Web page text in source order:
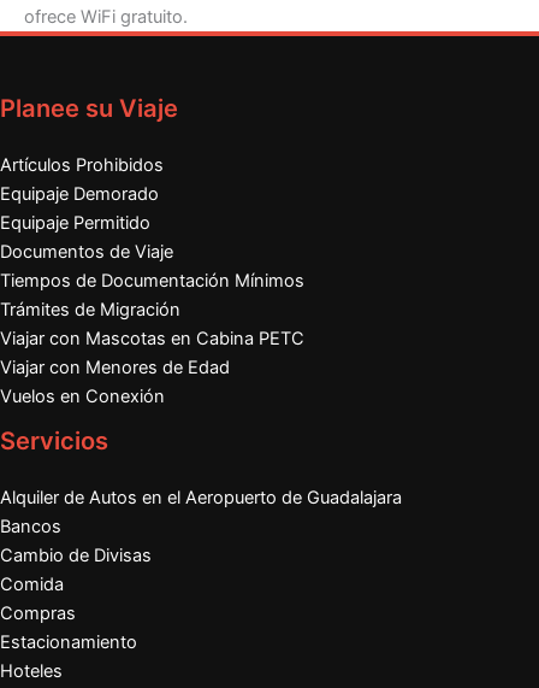
ofrece WiFi gratuito.
Planee su Viaje
Artículos Prohibidos
Equipaje Demorado
Equipaje Permitido
Documentos de Viaje
Tiempos de Documentación Mínimos
Trámites de Migración
Viajar con Mascotas en Cabina PETC
Viajar con Menores de Edad
Vuelos en Conexión
Servicios
Alquiler de Autos en el Aeropuerto de Guadalajara
Bancos
Cambio de Divisas
Comida
Compras
Estacionamiento
Hoteles